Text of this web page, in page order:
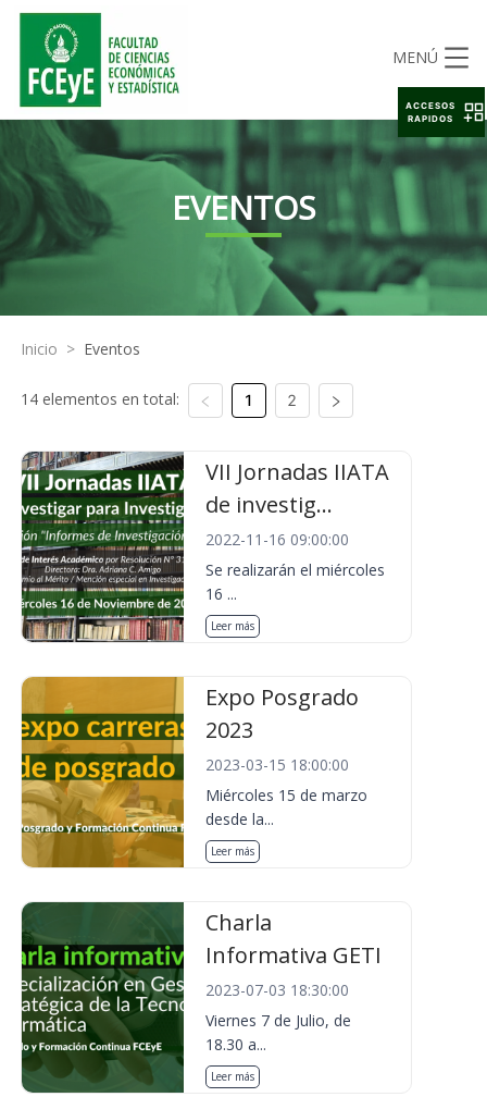
MENÚ
EVENTOS
Inicio > Eventos
14 elementos en total: 1 2
VII Jornadas IIATA
de investig...
2022-11-16 09:00:00
Se realizarán el miércoles
16 ...
Leer más
Expo Posgrado
2023
2023-03-15 18:00:00
Miércoles 15 de marzo
desde la...
Leer más
Charla
Informativa GETI
2023-07-03 18:30:00
Viernes 7 de Julio, de
18.30 a...
Leer más
ACCESOS
RAPIDOS